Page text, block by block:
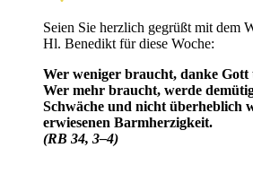
Seien Sie herzlich gegrüßt mit dem
Hl. Benedikt für diese Woche:
Wer weniger braucht, danke
Wer mehr braucht, werde
Schwäche und nicht über­heblich
erwiesenen Barm­herzig­keit.
(RB 34, 3–4)